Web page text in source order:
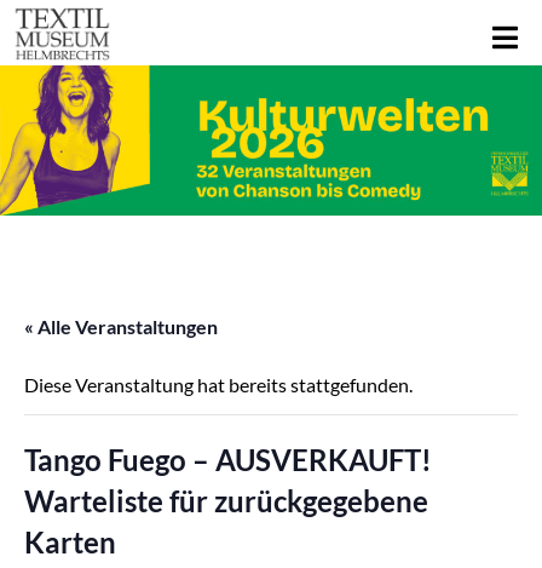
« Alle Veranstaltungen
Diese Veranstaltung hat bereits stattgefunden.
Tango Fuego – AUSVERKAUFT!
Warteliste für zurückgegebene
Karten